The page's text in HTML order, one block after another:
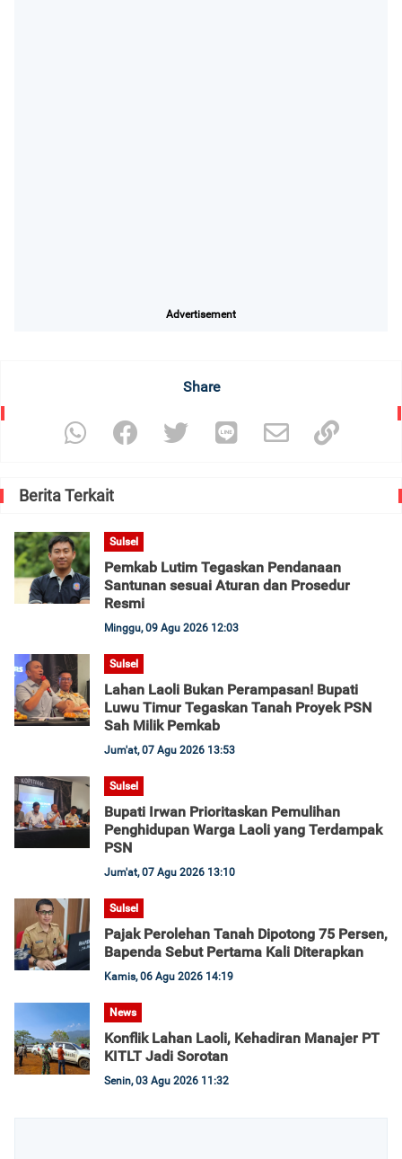
Advertisement
Share
Berita Terkait
Sulsel
Pemkab Lutim Tegaskan Pendanaan
Santunan sesuai Aturan dan Prosedur
Resmi
Minggu, 09 Agu 2026 12:03
Sulsel
Lahan Laoli Bukan Perampasan! Bupati
Luwu Timur Tegaskan Tanah Proyek PSN
Sah Milik Pemkab
Jum'at, 07 Agu 2026 13:53
Sulsel
Bupati Irwan Prioritaskan Pemulihan
Penghidupan Warga Laoli yang Terdampak
PSN
Jum'at, 07 Agu 2026 13:10
Sulsel
Pajak Perolehan Tanah Dipotong 75 Persen,
Bapenda Sebut Pertama Kali Diterapkan
Kamis, 06 Agu 2026 14:19
News
Konflik Lahan Laoli, Kehadiran Manajer PT
KITLT Jadi Sorotan
Senin, 03 Agu 2026 11:32